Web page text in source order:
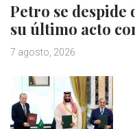
Petro se despide
su último acto
7 agosto, 2026